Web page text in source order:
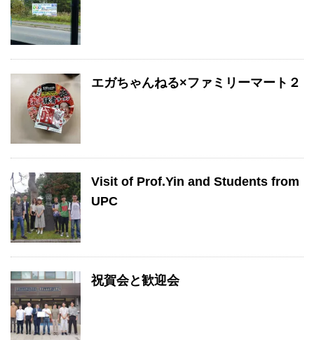
エガちゃんねる×ファミリーマート２
Visit of Prof.Yin and Students from
UPC
祝賀会と歓迎会